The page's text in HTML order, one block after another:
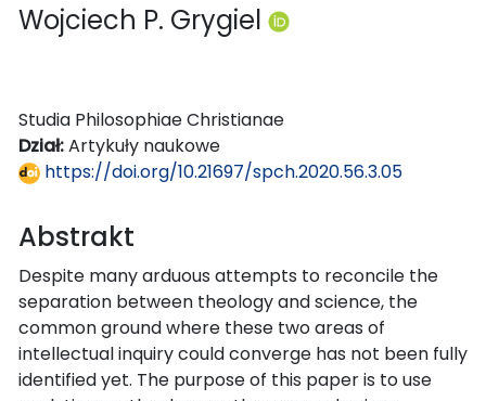
Wojciech P. Grygiel
Studia Philosophiae Christianae
Dział:Artykuły naukowe
https://doi.org/10.21697/spch.2020.56.3.05
Abstrakt
Despite many arduous attempts to reconcile the
separation between theology and science, the
common ground where these two areas of
intellectual inquiry could converge has not been fully
identified yet. The purpose of this paper is to use